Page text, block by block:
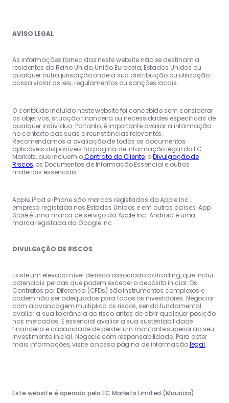
AVISO LEGAL
As informações fornecidas neste website não se destinam a
residentes do Reino Unido, União Europeia, Estados Unidos ou
qualquer outra jurisdição onde a sua distribuição ou utilização
possa violar as leis, regulamentos ou sanções locais.
O conteúdo incluído neste website foi concebido sem considerar
os objetivos, situação financeira ou necessidades específicas de
qualquer indivíduo. Portanto, é importante avaliar a informação
no contexto das suas circunstâncias relevantes.
Recomendamos a avaliação de todos os documentos
aplicáveis disponíveis na página de informação legal da EC
Markets, que incluem oContrato do Cliente, aDivulgação de
Riscos, os Documentos de Informação Essencial e outros
materiais essenciais.
Apple, iPad e iPhone são marcas registadas da Apple Inc.,
empresa registada nos Estados Unidos e em outros países. App
Store é uma marca de serviço da Apple Inc. Android é uma
marca registada da Google Inc.
DIVULGAÇÃO DE RISCOS
Existe um elevado nível de risco associado ao trading, que inclui
potenciais perdas que podem exceder o depósito inicial. Os
Contratos por Diferença (CFDs) são instrumentos complexos e
podem não ser adequados para todos os investidores. Negociar
com alavancagem multiplica os riscos, sendo fundamental
avaliar a sua tolerância ao risco antes de abrir qualquer posição
nos mercados. É essencial avaliar a sua sustentabilidade
financeira e capacidade de perder um montante superior ao seu
investimento inicial. Negocie com responsabilidade. Para obter
mais informações, visite a nossa página de informaçãolegal.
Este website é operado pela EC Markets Limited (Maurícia)